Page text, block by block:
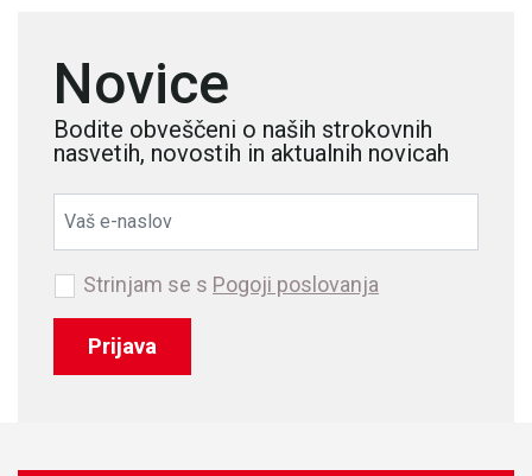
Novice
Bodite obveščeni o naših strokovnih
nasvetih, novostih in aktualnih novicah
Prijava
Strinjam se s Pogoji poslovanja